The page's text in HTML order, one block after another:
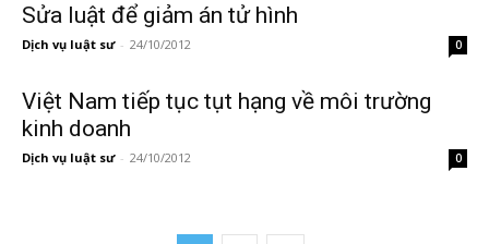
Sửa luật để giảm án tử hình
Dịch vụ luật sư - 24/10/2012 0
Việt Nam tiếp tục tụt hạng về môi trường
kinh doanh
Dịch vụ luật sư - 24/10/2012 0